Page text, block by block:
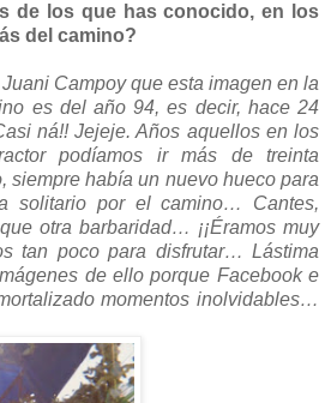
de los que has conocido, en los
del camino?
Campoy que esta imagen en la
es del año 94, es decir, hace 24
ná!! Jejeje. Años aquellos en los
podíamos ir más de treinta
siempre había un nuevo hueco para
solitario por el camino… Cantes,
otra barbaridad… ¡¡Éramos muy
tan poco para disfrutar… Lástima
de ello porque Facebook e
momentos inolvidables…